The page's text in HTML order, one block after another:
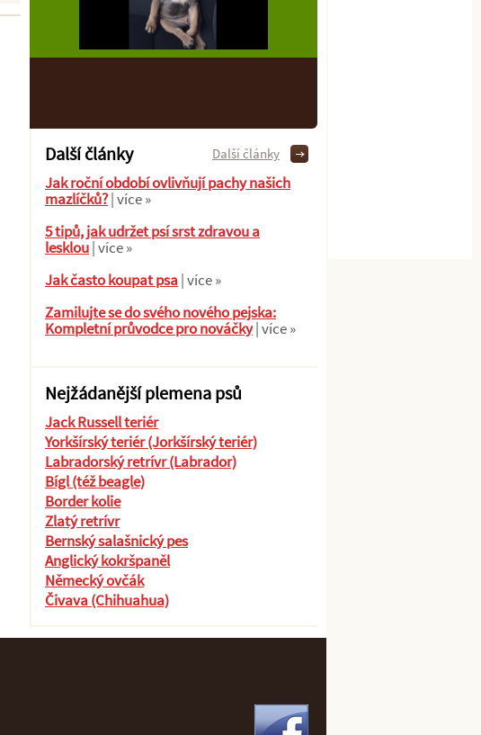
Další články
Jak roční období ovlivňují pachy našich
mazlíčků?| více »
5 tipů, jak udržet psí srst zdravou a
lesklou| více »
Jak často koupat psa| více »
Zamilujte se do svého nového pejska:
Kompletní průvodce pro nováčky| více »
Další články
Nejžádanější plemena psů
Jack Russell teriér
Yorkšírský teriér (Jorkšírský teriér)
Labradorský retrívr (Labrador)
Bígl (též beagle)
Border kolie
Zlatý retrívr
Bernský salašnický pes
Anglický kokršpaněl
Německý ovčák
Čivava (Chihuahua)